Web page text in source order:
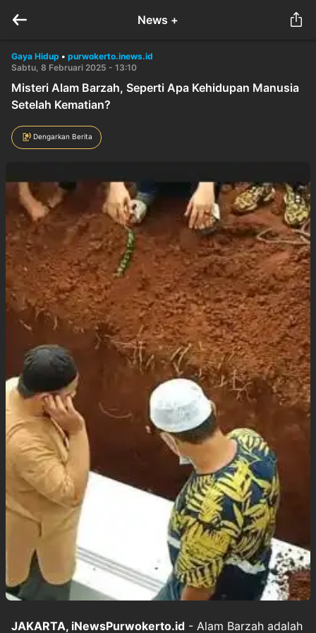
News +
Gaya Hidup • purwokerto.inews.id
Sabtu, 8 Februari 2025 - 13:10
Misteri Alam Barzah, Seperti Apa Kehidupan Manusia
Setelah Kematian?
Dengarkan Berita
JAKARTA, iNewsPurwokerto.id - Alam Barzah adalah